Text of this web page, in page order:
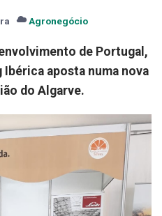
Agronegócio
de Portugal,
aposta numa nova
do Algarve.